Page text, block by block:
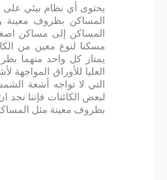
يحتوى أي نظام بيئي على
المساكن بظروف معينة
المساكن إلى مساكن
مسكنا لنوع معين من
يمتاز كل واحد منهما
العليا للأوراق
التي لا تواجه أشعة
لبعض الكائنات فإننا
بظروف معينة مثل